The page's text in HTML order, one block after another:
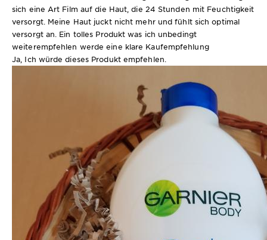
sich eine Art Film auf die Haut, die 24 Stunden mit Feuchtigkeit
versorgt. Meine Haut juckt nicht mehr und fühlt sich optimal
versorgt an. Ein tolles Produkt was ich unbedingt
weiterempfehlen werde eine klare Kaufempfehlung
Ja, Ich würde dieses Produkt empfehlen.